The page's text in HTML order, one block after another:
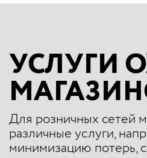
УСЛУГИ
Для розничных сетей
различные услуги,
минимизацию потерь,